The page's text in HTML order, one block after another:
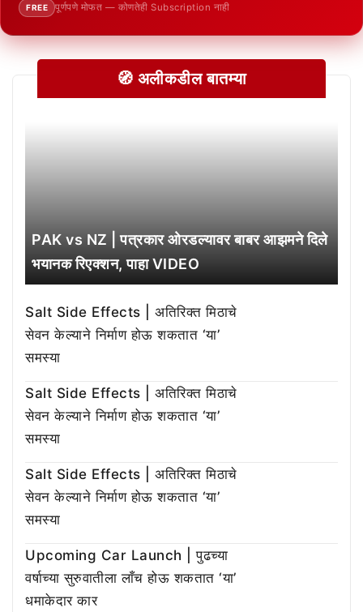
FREE पूर्णपणे मोफत — कोणतेही Subscription नाही
🧭 अलीकडील बातम्या
PAK vs NZ | पत्रकार ओरडल्यावर बाबर आझमने दिले
भयानक रिएक्शन, पाहा VIDEO
Salt Side Effects | अतिरिक्त मिठाचे
सेवन केल्याने निर्माण होऊ शकतात ‘या’
समस्या
Salt Side Effects | अतिरिक्त मिठाचे
सेवन केल्याने निर्माण होऊ शकतात ‘या’
समस्या
Salt Side Effects | अतिरिक्त मिठाचे
सेवन केल्याने निर्माण होऊ शकतात ‘या’
समस्या
Upcoming Car Launch | पुढच्या
वर्षाच्या सुरुवातीला लाँच होऊ शकतात ‘या’
धमाकेदार कार